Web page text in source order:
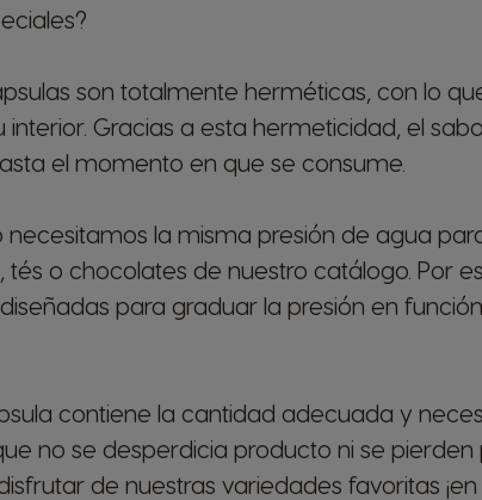
son totalmente herméticas, con lo
Gracias a esta hermeticidad, el
el momento en que se consume.
necesitamos la misma presión de agua
o chocolates de nuestro catálogo. Por
para graduar la presión en
contiene la cantidad adecuada y
no se desperdicia producto ni se pierden
de nuestras variedades favoritas